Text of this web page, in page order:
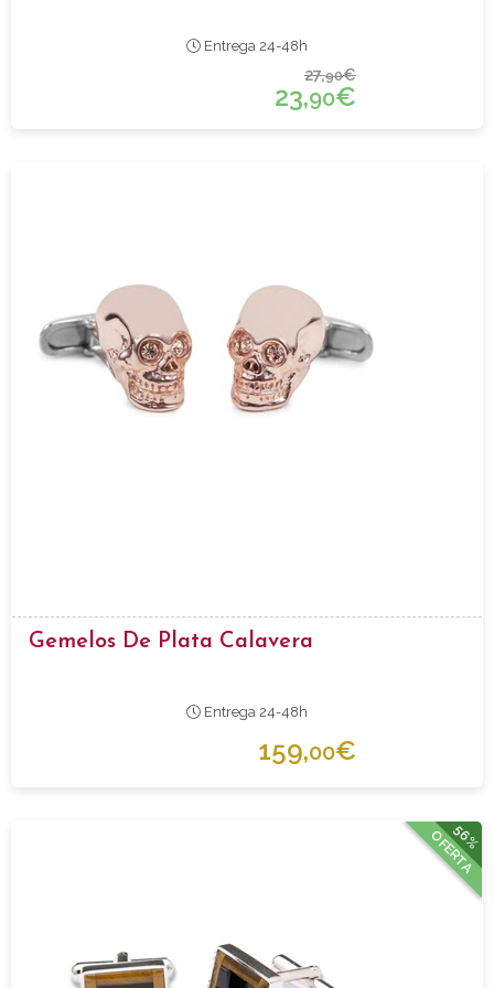
Entrega 24-48h
27,90€
23,90€
Gemelos De Plata Calavera
Entrega 24-48h
159,00€
56%
OFERTA